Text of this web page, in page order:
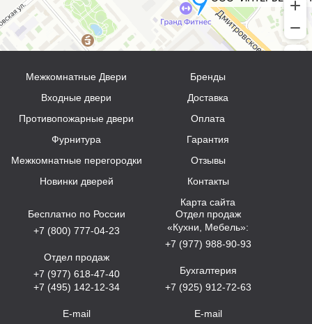
Межкомнатные Двери
Входные двери
Противопожарные двери
Фурнитура
Межкомнатные перегородки
Новинки дверей
Бренды
Доставка
Оплата
Гарантия
Отзывы
Контакты
Карта сайта
Бесплатно по России
+7 (800) 777-04-23
Отдел продаж
+7 (977) 618-47-40
+7 (495) 142-12-34
E-mail
Отдел продаж
«Кухни, Мебель»:
+7 (977) 988-90-93
Бухгалтерия
+7 (925) 912-72-63
E-mail